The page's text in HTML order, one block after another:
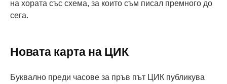
на хората със схема, за които съм писал премного до
сега.
Новата карта на ЦИК
Буквално преди часове за пръв път ЦИК публикува